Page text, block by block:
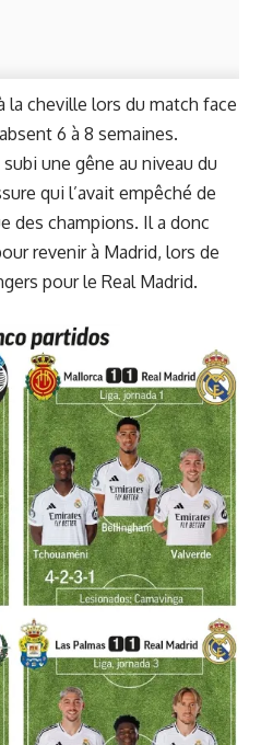
la cheville lors du match face
6 à 8 semaines.
une gêne au niveau du
qui l’avait empêché de
des champions. Il a donc
revenir à Madrid, lors de
pour le Real Madrid.